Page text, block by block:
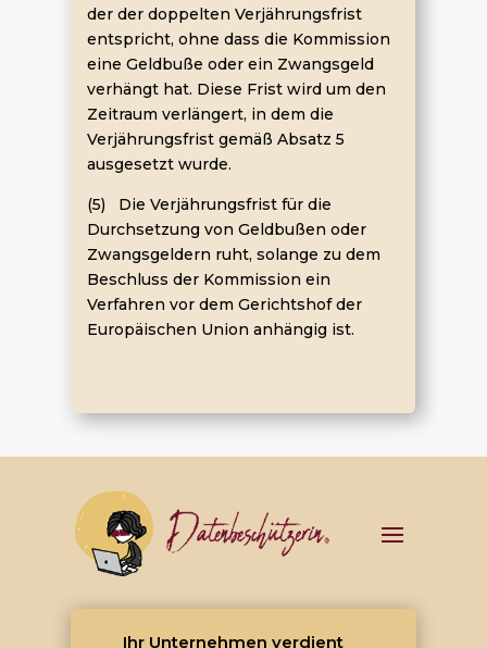
der der doppelten Verjährungsfrist
entspricht, ohne dass die Kommission
eine Geldbuße oder ein Zwangsgeld
verhängt hat. Diese Frist wird um den
Zeitraum verlängert, in dem die
Verjährungsfrist gemäß Absatz 5
ausgesetzt wurde.
(5) Die Verjährungsfrist für die
Durchsetzung von Geldbußen oder
Zwangsgeldern ruht, solange zu dem
Beschluss der Kommission ein
Verfahren vor dem Gerichtshof der
Europäischen Union anhängig ist.
Ihr Unternehmen verdient